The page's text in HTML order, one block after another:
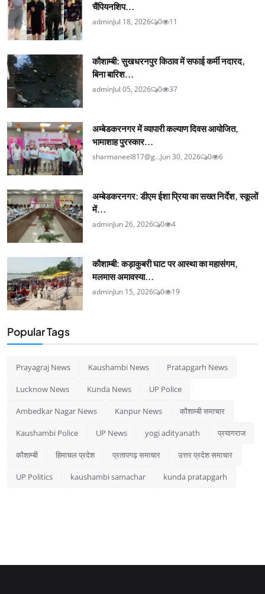
चैंपियनशिप...
adminJul 18, 2026 0 11
कौशाम्बी: सुखधरनपुर किठाव में सफाई कर्मी नदारद,
बिना बारिश...
adminJul 05, 2026 0 37
अम्बेडकरनगर में व्यापारी कल्याण दिवस आयोजित,
भामाशाह पुरस्कार...
sharmaneel817@g...Jun 30, 2026 0 6
अम्बेडकरनगर: डीएम ईशा प्रिया का सख्त निर्देश, स्कूलों
में...
adminJun 26, 2026 0 4
कौशाम्बी: कड़ाकुबरी घाट पर आस्था का महासंगम,
मलमास अमावस्या...
adminJun 15, 2026 0 19
Popular Tags
Prayagraj News Kaushambi News Pratapgarh News
Lucknow News Kunda News UP Police
Ambedkar Nagar News Kanpur News कौशाम्बी समाचार
Kaushambi Police UP News yogi adityanath प्रयागराज
कौशाम्बी हिमाचल प्रदेश प्रतापगढ़ समाचार उत्तर प्रदेश समाचार
UP Politics kaushambi samachar kunda pratapgarh